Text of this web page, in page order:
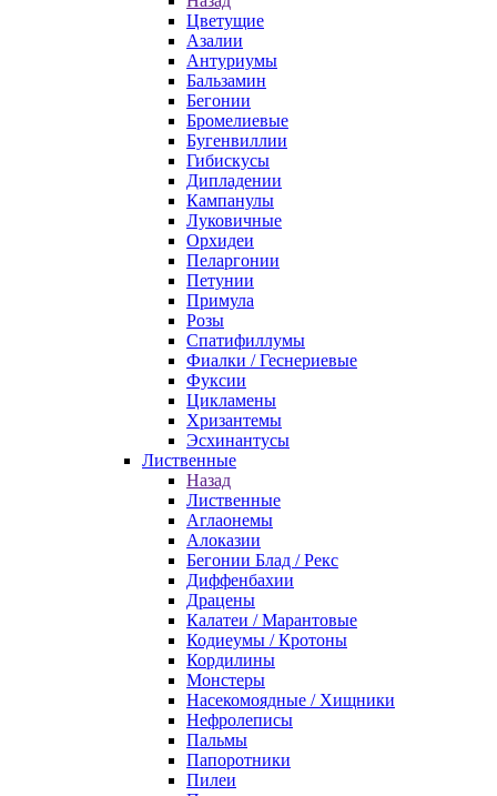
Цветущие
Азалии
Антуриумы
Бальзамин
Бегонии
Бромелиевые
Бугенвиллии
Гибискусы
Дипладении
Кампанулы
Луковичные
Орхидеи
Пеларгонии
Петунии
Примула
Розы
Спатифиллумы
Фиалки / Геснериевые
Фуксии
Цикламены
Хризантемы
Эсхинантусы
Лиственные
Назад
Лиственные
Аглаонемы
Алоказии
Бегонии Блад / Рекс
Диффенбахии
Драцены
Калатеи / Марантовые
Кодиеумы / Кротоны
Кордилины
Монстеры
Насекомоядные / Хищники
Нефролеписы
Пальмы
Папоротники
Пилеи